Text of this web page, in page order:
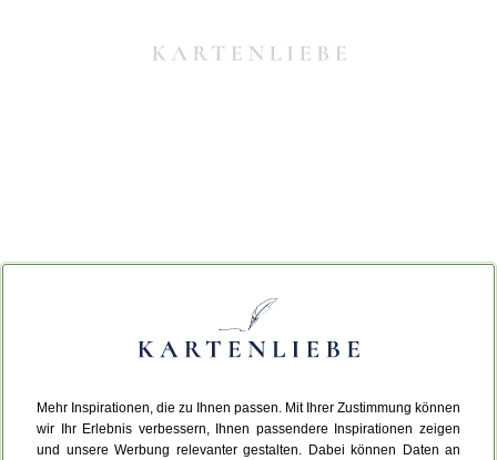
Mehr Inspirationen, die zu Ihnen passen. Mit Ihrer Zustimmung können
wir Ihr Erlebnis verbessern, Ihnen passendere Inspirationen zeigen
und unsere Werbung relevanter gestalten. Dabei können Daten an
Da ist etwas schiefgelaufen.